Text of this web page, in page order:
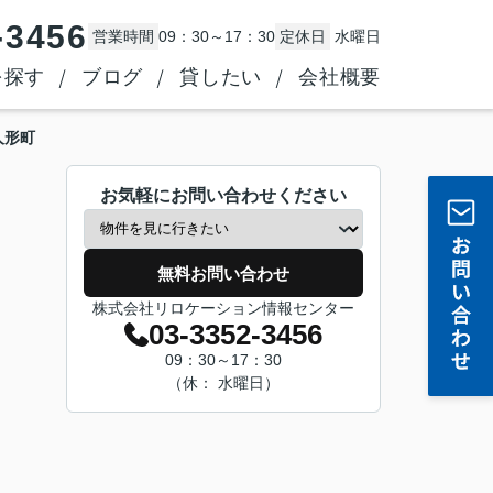
営業時間 09：30～17：30 定休日 水曜日
す ブログ 貸したい 会社概要
形町
お気軽にお問い合わせください
無料お問い合わせ
株式会社リロケーション情報センター
03-3352-3456
09：30～17：30
（休： 水曜日）